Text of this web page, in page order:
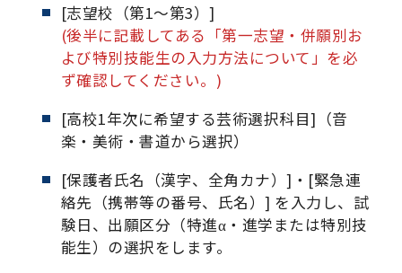
[志望校（第1～第3）]
(後半に記載してある「第一志望・併願別お
よび特別技能生の入力方法について」を必
ず確認してください。)
[高校1年次に希望する芸術選択科目]（音
楽・美術・書道から選択）
[保護者氏名（漢字、全角カナ）]・[緊急連
絡先（携帯等の番号、氏名）] を入力し、試
験日、出願区分（特進α・進学または特別技
能生）の選択をします。